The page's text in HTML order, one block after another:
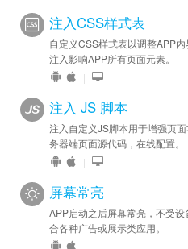
注入CSS样式表
自定义CSS样式表以调整APP
注入影响APP所有页面元素。
|
注入 JS 脚本
注入自定义JS脚本用于增强页
务器端页面源代码，在线配置。
|
屏幕常亮
APP启动之后屏幕常亮，不受
合各种广告或展示类应用。